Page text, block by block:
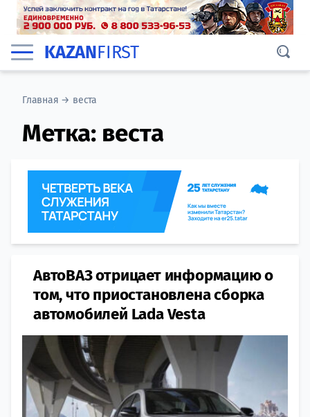
KAZANFIRST
Главная → веста
Метка: веста
АвтоВАЗ отрицает информацию о
том, что приостановлена сборка
автомобилей Lada Vesta